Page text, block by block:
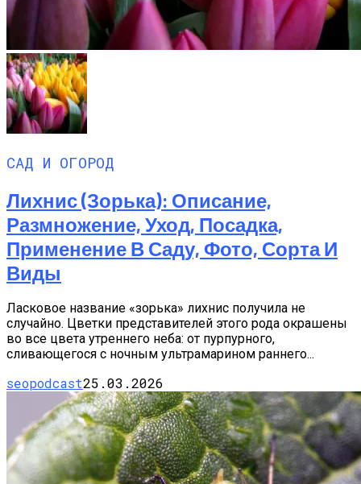
САД И ОГОРОД
Лихнис (Зорька): Описание,
Размножение, Уход, Посадка,
Применение В Саду, Фото, Сорта И
Виды
Ласковое название «зорька» лихнис получила не
случайно. Цветки представителей этого рода окрашены
во все цвета утреннего неба: от пурпурного,
сливающегося с ночным ультрамарином раннего...
seopodcast25.03.2026